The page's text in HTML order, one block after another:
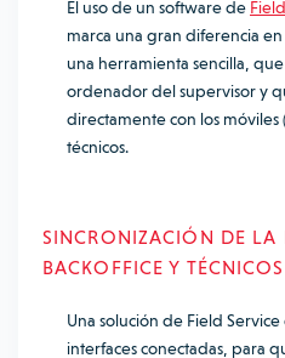
El uso de un software de
marca una gran diferencia en
una herramienta sencilla,
ordenador del supervisor y
directamente con los móviles
técnicos.
SINCRONIZACIÓN DE LA
BACKOFFICE Y TÉCNICOS
Una solución de Field
interfaces conectadas, para